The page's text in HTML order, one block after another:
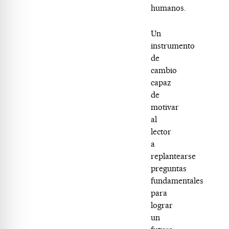
humanos.
Un
instrumento
de
cambio
capaz
de
motivar
al
lector
a
replantearse
preguntas
fundamentales
para
lograr
un